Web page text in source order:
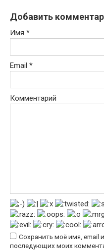
Добавить
Имя *
Email *
Комментарий
Сохранить моё имя, email
последующих моих